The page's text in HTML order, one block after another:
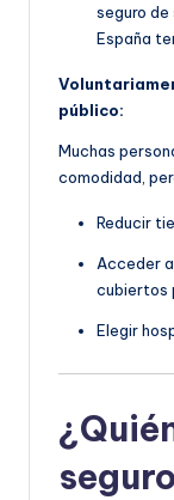
seguro de
España
público:
Muchas
comodidad,
Reducir
Acceder
cubiertos
Elegir